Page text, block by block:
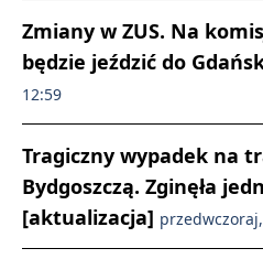
Zmiany w ZUS. Na
będzie jeździć do
12:59
Tragiczny wypadek na
Bydgoszczą. Zginęła
[aktualizacja]